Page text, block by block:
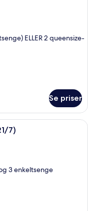
ELLER 2 queensize-
Se priser
stue med et glasbord,
7)
3 enkeltsenge